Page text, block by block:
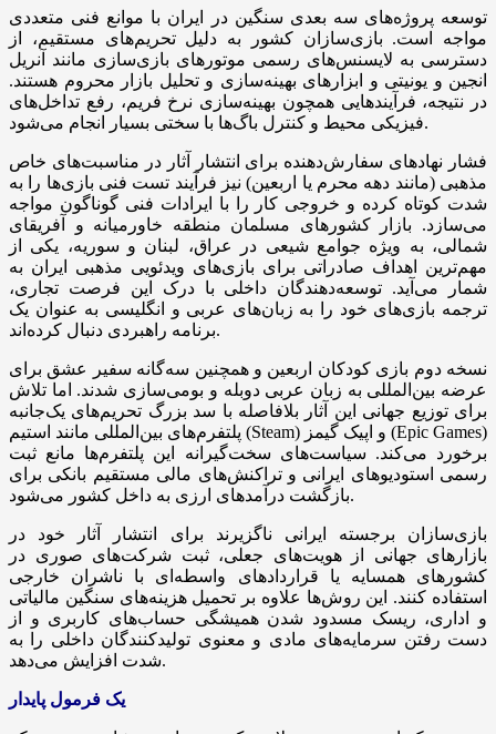
توسعه پروژه‌های سه بعدی سنگین در ایران با موانع فنی متعددی
مواجه است. بازی‌سازان کشور به دلیل تحریم‌های مستقیم، از
دسترسی به لایسنس‌های رسمی موتورهای بازی‌سازی مانند آنریل
انجین و یونیتی و ابزارهای بهینه‌سازی و تحلیل بازار محروم هستند.
در نتیجه، فرآیندهایی همچون بهینه‌سازی نرخ فریم، رفع تداخل‌های
فیزیکی محیط و کنترل باگ‌ها با سختی بسیار انجام می‌شود.
فشار نهادهای سفارش‌دهنده برای انتشار آثار در مناسبت‌های خاص
مذهبی (مانند دهه محرم یا اربعین) نیز فرآیند تست فنی بازی‌ها را به
شدت کوتاه کرده و خروجی کار را با ایرادات فنی گوناگون مواجه
می‌سازد. بازار کشورهای مسلمان منطقه خاورمیانه و آفریقای
شمالی، به ویژه جوامع شیعی در عراق، لبنان و سوریه، یکی از
مهم‌ترین اهداف صادراتی برای بازی‌های ویدئویی مذهبی ایران به
شمار می‌آید. توسعه‌دهندگان داخلی با درک این فرصت تجاری،
ترجمه بازی‌های خود را به زبان‌های عربی و انگلیسی به عنوان یک
برنامه راهبردی دنبال کرده‌اند.
نسخه دوم بازی کودکان اربعین و همچنین سه‌گانه سفیر عشق برای
عرضه بین‌المللی به زبان عربی دوبله و بومی‌سازی شدند. اما تلاش
برای توزیع جهانی این آثار بلافاصله با سد بزرگ تحریم‌های یک‌جانبه
پلتفرم‌های بین‌المللی مانند استیم (Steam) و اپیک گیمز (Epic Games)
برخورد می‌کند. سیاست‌های سخت‌گیرانه این پلتفرم‌ها مانع ثبت
رسمی استودیوهای ایرانی و تراکنش‌های مالی مستقیم بانکی برای
بازگشت درآمدهای ارزی به داخل کشور می‌شود.
بازی‌سازان برجسته ایرانی ناگزیرند برای انتشار آثار خود در
بازارهای جهانی از هویت‌های جعلی، ثبت شرکت‌های صوری در
کشورهای همسایه یا قراردادهای واسطه‌ای با ناشران خارجی
استفاده کنند. این روش‌ها علاوه بر تحمیل هزینه‌های سنگین مالیاتی
و اداری، ریسک مسدود شدن همیشگی حساب‌های کاربری و از
دست رفتن سرمایه‌های مادی و معنوی تولیدکنندگان داخلی را به
شدت افزایش می‌دهد.
یک فرمول پایدار